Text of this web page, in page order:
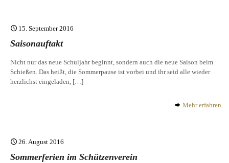
15. September 2016
Saisonauftakt
Nicht nur das neue Schuljahr beginnt, sondern auch die neue Saison beim
Schießen. Das heißt, die Sommerpause ist vorbei und ihr seid alle wieder
herzlichst eingeladen, […]
Mehr erfahren
26. August 2016
Sommerferien im Schützenverein